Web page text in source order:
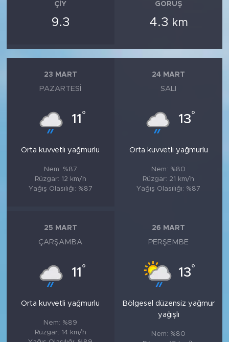
ÇIY
9.3
GÖRÜŞ
4.3 km
23 MART
PAZARTESI
11 °
Orta kuvvetli yağmurlu
Nem: %87
Rüzgar: 12 km/h
Yağış Olasılığı: %87
24 MART
SALI
13°
Orta kuvvetli yağmurlu
Nem: %80
Rüzgar: 21 km/h
Yağış Olasılığı: %87
25 MART
ÇARŞAMBA
11 °
Orta kuvvetli yağmurlu
Nem: %89
Rüzgar: 14 km/h
26 MART
PERŞEMBE
13°
Bölgesel düzensiz yağmur
yağışlı
Nem: %80